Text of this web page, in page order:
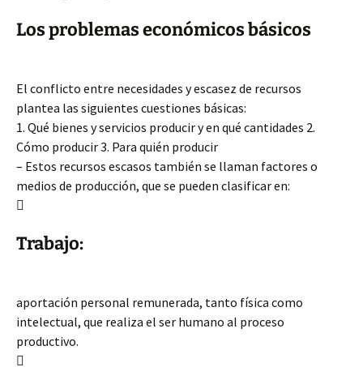
Los problemas económicos básicos
El conflicto entre necesidades y escasez de recursos
plantea las siguientes cuestiones básicas:
1. Qué bienes y servicios producir y en qué cantidades 2.
Cómo producir 3. Para quién producir
– Estos recursos escasos también se llaman factores o
medios de producción, que se pueden clasificar en:

Trabajo:
aportación personal remunerada, tanto física como
intelectual, que realiza el ser humano al proceso
productivo.
